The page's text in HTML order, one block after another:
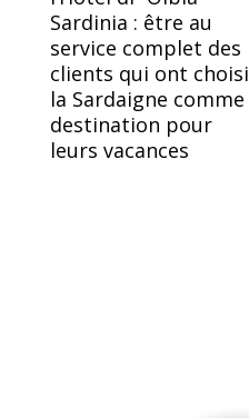
Sardinia : être au
service complet des
clients qui ont choisi
la Sardaigne comme
destination pour
leurs vacances